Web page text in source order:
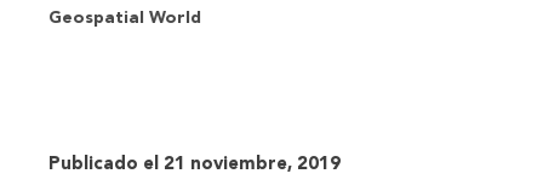
Geospatial World
Publicado el 21 noviembre, 2019